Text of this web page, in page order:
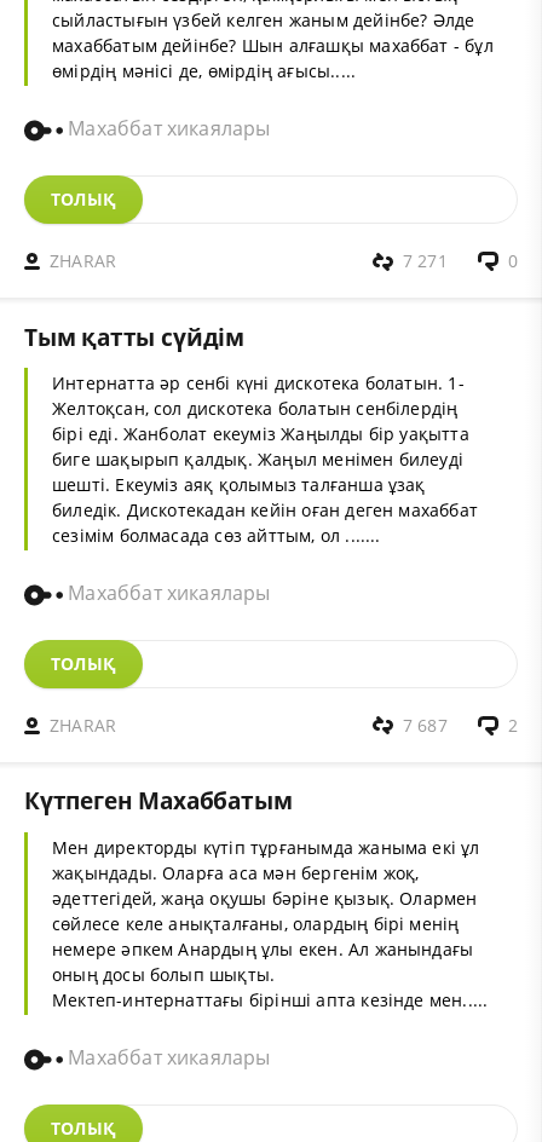
сыйластығын үзбей келген жаным дейінбе? Әлде
махаббатым дейінбе? Шын алғашқы махаббат - бұл
өмірдің мәнісі де, өмірдің ағысы.....
Махаббат хикаялары
ТОЛЫҚ
ZHARAR 0
7 271
Тым қатты сүйдім
Интернатта әр сенбі күні дискотека болатын. 1-
Желтоқсан, сол дискотека болатын сенбілердің
бірі еді. Жанболат екеуміз Жаңылды бір уақытта
биге шақырып қалдық. Жаңыл менімен билеуді
шешті. Екеуміз аяқ қолымыз талғанша ұзақ
биледік. Дискотекадан кейін оған деген махаббат
сезімім болмасада сөз айттым, ол .......
Махаббат хикаялары
ТОЛЫҚ
ZHARAR 2
7 687
Күтпеген Махаббатым
Мен директорды күтіп тұрғанымда жаныма екі ұл
жақындады. Оларға аса мән бергенім жоқ,
әдеттегідей, жаңа оқушы бәріне қызық. Олармен
сөйлесе келе анықталғаны, олардың бірі менің
немере әпкем Анардың ұлы екен. Ал жанындағы
оның досы болып шықты.
Мектеп-интернаттағы бірінші апта кезінде мен.....
Махаббат хикаялары
ТОЛЫҚ